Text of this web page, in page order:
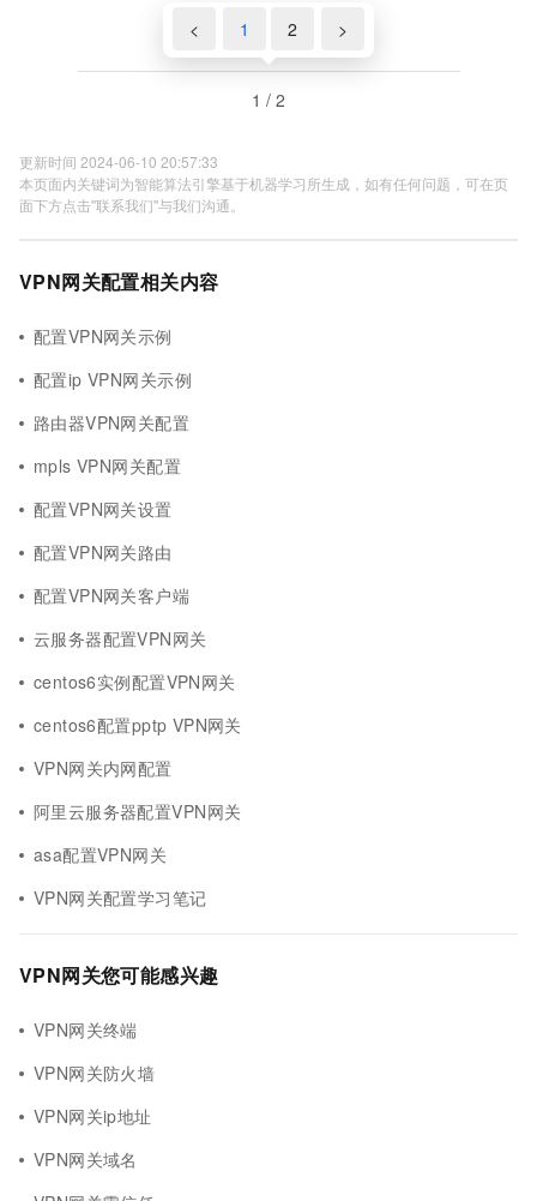
< 1 2 >
1 / 2
更新时间 2024-06-10 20:57:33
本页面内关键词为智能算法引擎基于机器学习所生成，如有任何问题，可在页
面下方点击"联系我们"与我们沟通。
VPN网关配置相关内容
配置VPN网关示例
配置ip VPN网关示例
路由器VPN网关配置
mpls VPN网关配置
配置VPN网关设置
配置VPN网关路由
配置VPN网关客户端
云服务器配置VPN网关
centos6实例配置VPN网关
centos6配置pptp VPN网关
VPN网关内网配置
阿里云服务器配置VPN网关
asa配置VPN网关
VPN网关配置学习笔记
VPN网关您可能感兴趣
VPN网关终端
VPN网关防火墙
VPN网关ip地址
VPN网关域名